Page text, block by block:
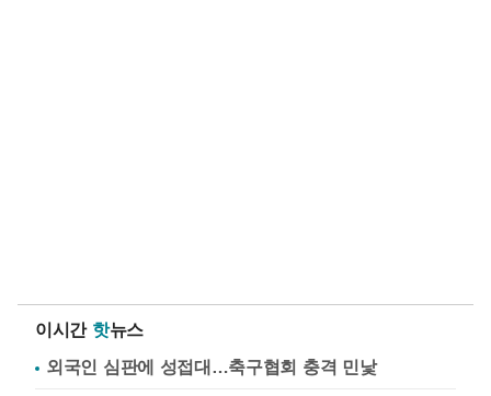
이시간 핫뉴스
외국인 심판에 성접대…축구협회 충격 민낯